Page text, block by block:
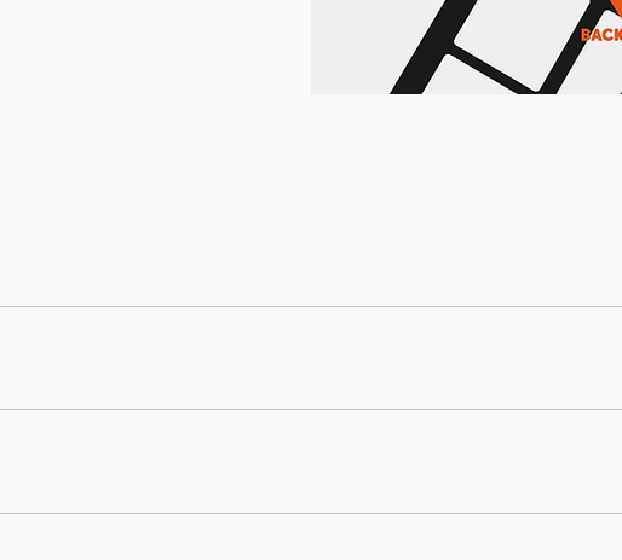
大墩十九街241號 步行約 1 分鐘即可抵達。 ​ 2. 順天經貿廣場SWEETEN PLAZA
二段5號 步行約 5 分鐘即可抵達。
綠1、綠2​ 至【文心第二市政大樓】站點，步行約 5 分鐘即可抵達。
府站】下車 從2號出口出站，步行約 5分鐘即可抵達。